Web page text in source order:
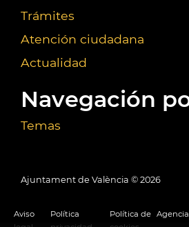
Trámites
Atención ciudadana
Actualidad
Navegación
Temas
Ajuntament de València © 2026
Aviso
Política
Política de